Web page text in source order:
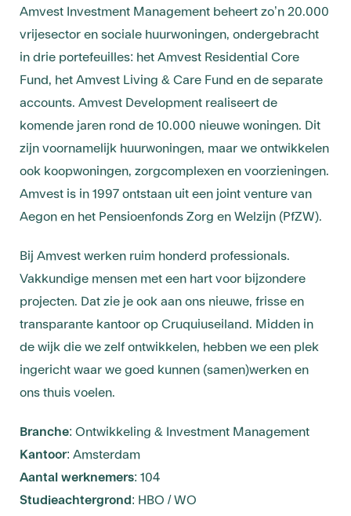
Amvest Investment Management beheert zo’n 20.000
vrijesector en sociale huurwoningen, ondergebracht
in drie portefeuilles: het Amvest Residential Core
Fund, het Amvest Living & Care Fund en de separate
accounts. Amvest Development realiseert de
komende jaren rond de 10.000 nieuwe woningen. Dit
zijn voornamelijk huurwoningen, maar we ontwikkelen
ook koopwoningen, zorgcomplexen en voorzieningen.
Amvest is in 1997 ontstaan uit een joint venture van
Aegon en het Pensioenfonds Zorg en Welzijn (PfZW).
Bij Amvest werken ruim honderd professionals.
Vakkundige mensen met een hart voor bijzondere
projecten. Dat zie je ook aan ons nieuwe, frisse en
transparante kantoor op Cruquiuseiland. Midden in
de wijk die we zelf ontwikkelen, hebben we een plek
ingericht waar we goed kunnen (samen)werken en
ons thuis voelen.
Branche: Ontwikkeling & Investment Management
Kantoor: Amsterdam
Aantal werknemers: 104
Studieachtergrond : HBO / WO